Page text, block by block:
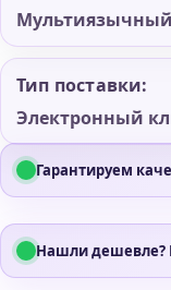
Мультиязычный
Тип поставки:
Электронный
Гарантируем
Нашли дешевле?